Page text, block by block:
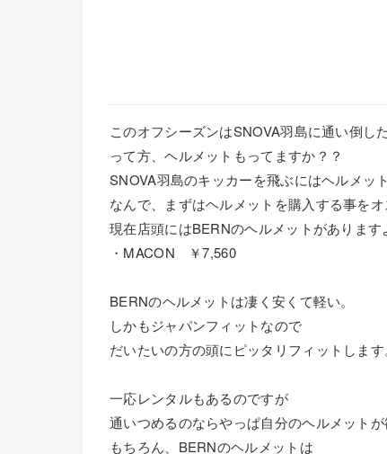
このオフシーズンはSNOVA羽島に通い倒し
って方、ヘルメットもってますか？？
SNOVA羽島のキッカーを飛ぶにはヘルメット
なんで、まずはヘルメットを購入する事をオ
現在店頭にはBERNのヘルメットがあります
・MACON ￥7,560
BERNのヘルメットは凄く安くて軽い。
しかもジャパンフィットなので
だいたいの方の頭にピッタリフィットします
一応レンタルもあるのですが
通いつめるのならやっぱ自分のヘルメットが
もちろん、BERNのヘルメットは